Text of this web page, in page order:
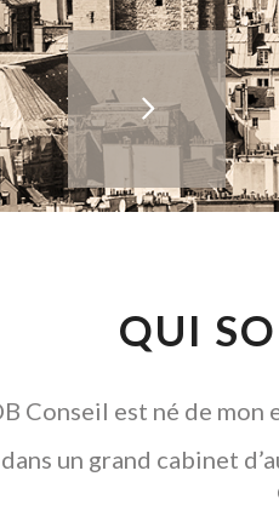
QUI
Conseil est né de
un grand cabinet